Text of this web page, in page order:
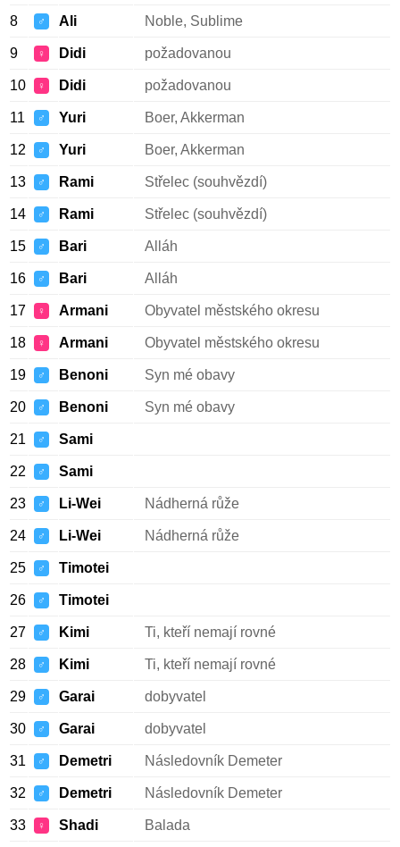
8 ♂ Ali Noble, Sublime
9 ♀ Didi požadovanou
10 ♀ Didi požadovanou
11 ♂ Yuri Boer, Akkerman
12 ♂ Yuri Boer, Akkerman
13 ♂ Rami Střelec (souhvězdí)
14 ♂ Rami Střelec (souhvězdí)
15 ♂ Bari Alláh
16 ♂ Bari Alláh
17 ♀ Armani Obyvatel městského okresu
18 ♀ Armani Obyvatel městského okresu
19 ♂ Benoni Syn mé obavy
20 ♂ Benoni Syn mé obavy
21 ♂ Sami
22 ♂ Sami
23 ♂ Li-Wei Nádherná růže
24 ♂ Li-Wei Nádherná růže
25 ♂ Timotei
26 ♂ Timotei
27 ♂ Kimi Ti, kteří nemají rovné
28 ♂ Kimi Ti, kteří nemají rovné
29 ♂ Garai dobyvatel
30 ♂ Garai dobyvatel
31 ♂ Demetri Následovník Demeter
32 ♂ Demetri Následovník Demeter
33 ♀ Shadi Balada